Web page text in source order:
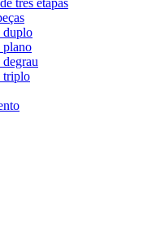
três etapas
duplo
plano
triplo